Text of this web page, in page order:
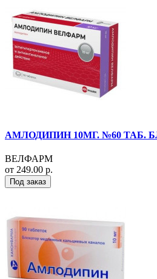
АМЛОДИПИН 10МГ. №60 ТАБ.
ВЕЛФАРМ
от 249.00 р.
Под заказ